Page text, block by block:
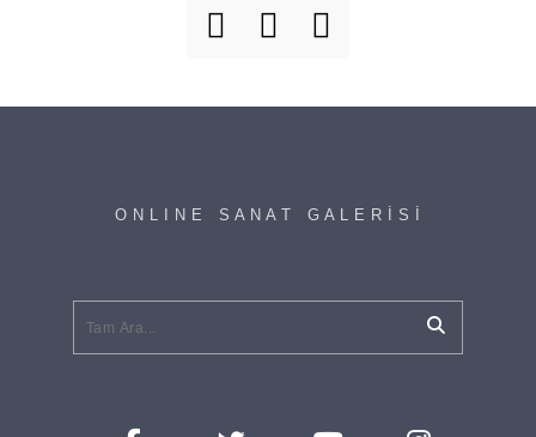
O N L I N E S A N A T G A L E R İ S İ